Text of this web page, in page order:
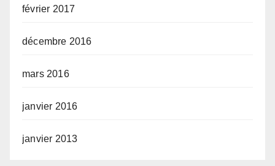
février 2017
décembre 2016
mars 2016
janvier 2016
janvier 2013